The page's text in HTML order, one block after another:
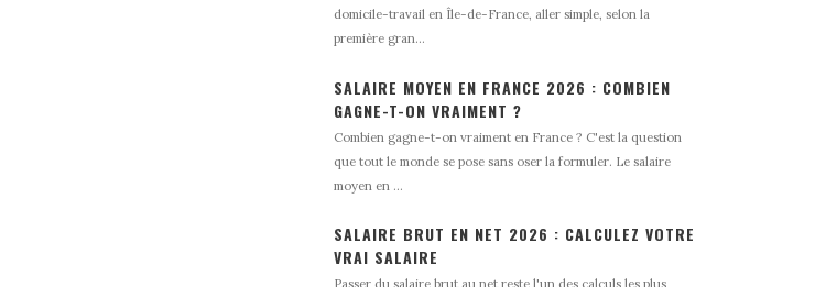
domicile-travail en Île-de-France, aller simple, selon la
première gran...
SALAIRE MOYEN EN FRANCE 2026 : COMBIEN
GAGNE-T-ON VRAIMENT ?
Combien gagne-t-on vraiment en France ? C'est la question
que tout le monde se pose sans oser la formuler. Le salaire
moyen en ...
SALAIRE BRUT EN NET 2026 : CALCULEZ VOTRE
VRAI SALAIRE
Passer du salaire brut au net reste l'un des calculs les plus